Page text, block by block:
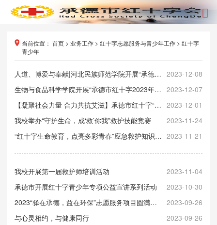
当前位置： 首页 > 业务工作 > 红十字志愿服务与青少年工作 > 红十字
青少年
2023-12-08
人道、博爱与奉献|河北民族师范学院开展“承德市红十字2023年高校救护员培训”活动
2023-12-07
生物与食品科学学院开展“承德市红十字2023年高校救护员培训”活动
2023-12-01
【凝聚社会力量 合力共抗艾滋】承德市红十字“世界艾滋病日”主题宣传活动
2023-11-24
我校举办“守护生命，成‘救’你我”救护技能竞赛
2023-11-21
“红十字生命教育，点亮多彩青春”应急救护知识宣讲走进南营子小学
2023-11-04
我校开展第一届救护师培训活动
2023-10-30
承德市开展红十字青少年专项公益宣讲系列活动
2023-09-26
2023“驿在承德，益在环保”志愿服务项目圆满完成 ——河北民族师范学院大学生红十字会志愿服务队
2023-09-26
与心灵相约，与健康同行